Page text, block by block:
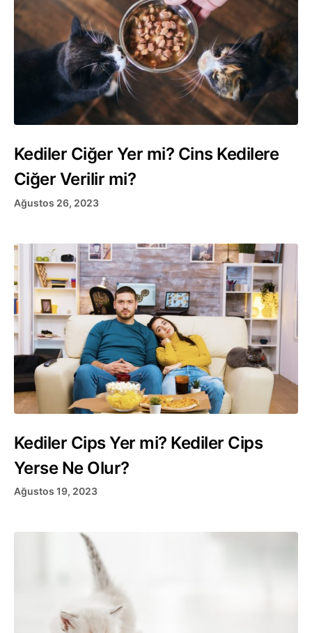
Kediler Ciğer Yer mi? Cins Kedilere
Ciğer Verilir mi?
Ağustos 26, 2023
Kediler Cips Yer mi? Kediler Cips
Yerse Ne Olur?
Ağustos 19, 2023